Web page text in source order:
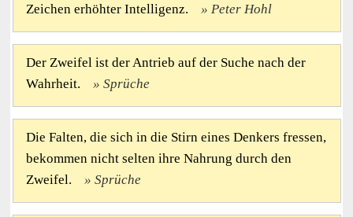
Zeichen erhöhter Intelligenz.
Peter Hohl
Der Zweifel ist der Antrieb auf der Suche nach der
Wahrheit.
Sprüche
Die Falten, die sich in die Stirn eines Denkers fressen,
bekommen nicht selten ihre Nahrung durch den
Zweifel.
Sprüche